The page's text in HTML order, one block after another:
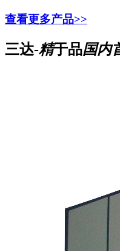
查看更多产品>>
三达-精于品国内